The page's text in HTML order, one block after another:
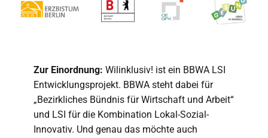
Zur Einordnung: Wilinklusiv! ist ein BBWA LSI
Entwicklungsprojekt. BBWA steht dabei für
„Bezirkliches Bündnis für Wirtschaft und Arbeit“
und LSI für die Kombination Lokal-Sozial-
Innovativ. Und genau das möchte auch